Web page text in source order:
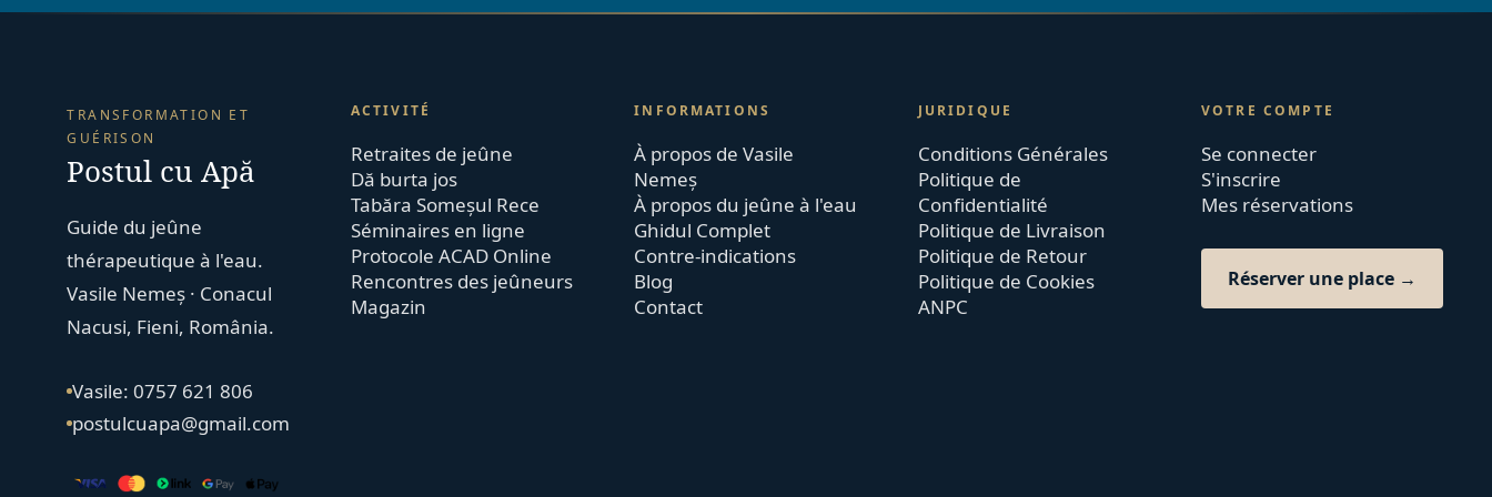
TRANSFORMATION ET
GUÉRISON
Postul cu Apă
Guide du jeûne
thérapeutique à l'eau.
Vasile Nemeș · Conacul
Nacusi, Fieni, România.
Vasile: 0757 621 806
postulcuapa@gmail.com
ACTIVITÉ
Retraites de jeûne
Dă burta jos
Tabăra Someșul Rece
Séminaires en ligne
Protocole ACAD Online
Rencontres des jeûneurs
Magazin
INFORMATIONS
À propos de Vasile
Nemeș
À propos du jeûne à l'eau
Ghidul Complet
Contre-indications
Blog
Contact
JURIDIQUE
Conditions Générales
Politique de
Confidentialité
Politique de Livraison
Politique de Retour
Politique de Cookies
ANPC
VOTRE COMPTE
Se connecter
S'inscrire
Mes réservations
Réserver une place →